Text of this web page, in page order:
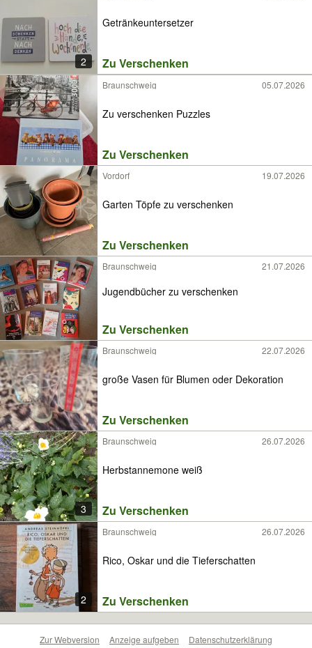
2
Getränkeuntersetzer
Zu Verschenken
Braunschweig 05.07.2026
Zu verschenken Puzzles
Zu Verschenken
Vordorf 19.07.2026
Garten Töpfe zu verschenken
Zu Verschenken
Braunschweig 21.07.2026
Jugendbücher zu verschenken
Zu Verschenken
Braunschweig 22.07.2026
große Vasen für Blumen oder Dekoration
Zu Verschenken
3
Braunschweig 26.07.2026
Herbstannemone weiß
Zu Verschenken
2
Braunschweig 26.07.2026
Rico, Oskar und die Tieferschatten
Zu Verschenken
Zur Webversion Anzeige aufgeben Datenschutzerklärung